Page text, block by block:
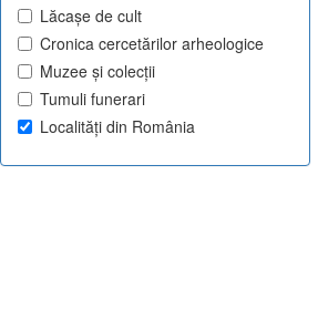
Lăcașe de cult
Cronica cercetărilor arheologice
Muzee și colecții
Tumuli funerari
Localități din România